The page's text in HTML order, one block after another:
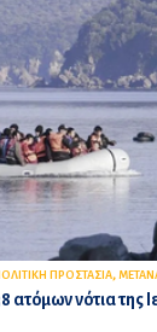
ΠΡΟΣΤΑΣΙΑ,
ατόμων νότια της